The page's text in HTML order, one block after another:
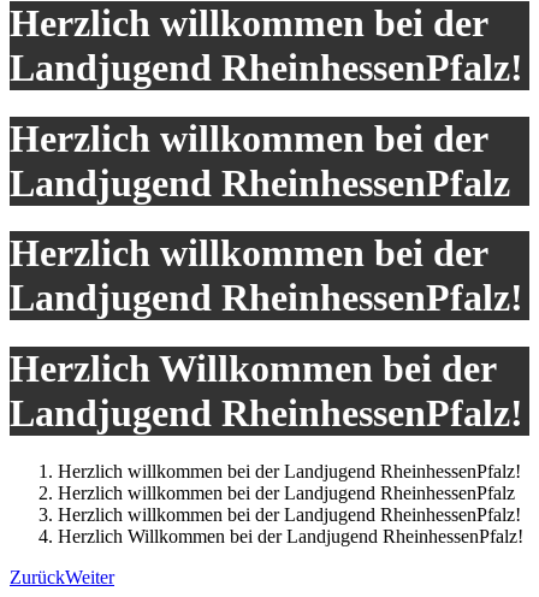
Herzlich willkommen bei der
Landjugend RheinhessenPfalz!
Herzlich willkommen bei der
Landjugend RheinhessenPfalz
Herzlich willkommen bei der
Landjugend RheinhessenPfalz!
Herzlich Willkommen bei der
Landjugend RheinhessenPfalz!
Herzlich willkommen bei der Landjugend RheinhessenPfalz!
Herzlich willkommen bei der Landjugend RheinhessenPfalz
Herzlich willkommen bei der Landjugend RheinhessenPfalz!
Herzlich Willkommen bei der Landjugend RheinhessenPfalz!
ZurückWeiter